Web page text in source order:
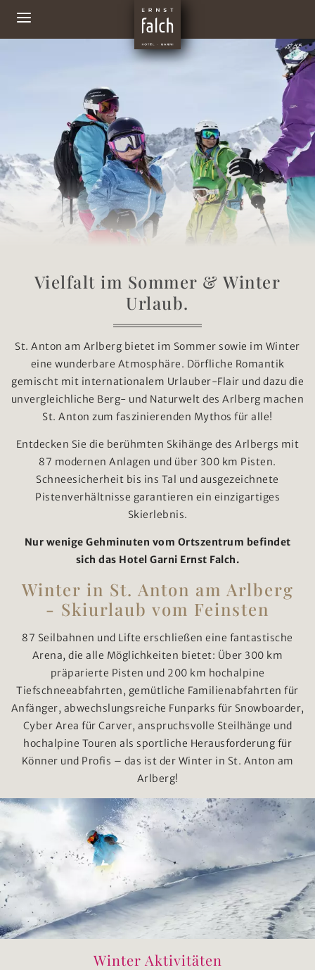
Vielfalt im Sommer & Winter
Urlaub.
St. Anton am Arlberg bietet im Sommer sowie im Winter
eine wunderbare Atmosphäre. Dörfliche Romantik
gemischt mit internationalem Urlauber-Flair und dazu die
unvergleichliche Berg- und Naturwelt des Arlberg machen
St. Anton zum faszinierenden Mythos für alle!
Entdecken Sie die berühmten Skihänge des Arlbergs mit
87 modernen Anlagen und über 300 km Pisten.
Schneesicherheit bis ins Tal und ausgezeichnete
Pistenverhältnisse garantieren ein einzigartiges
Skierlebnis.
Nur wenige Gehminuten vom Ortszentrum befindet
sich das Hotel Garni Ernst Falch.
Winter in St. Anton am Arlberg
- Skiurlaub vom Feinsten
87 Seilbahnen und Lifte erschließen eine fantastische
Arena, die alle Möglichkeiten bietet: Über 300 km
präparierte Pisten und 200 km hochalpine
Tiefschneeabfahrten, gemütliche Familienabfahrten für
Anfänger, abwechslungsreiche Funparks für Snowboarder,
Cyber Area für Carver, anspruchsvolle Steilhänge und
hochalpine Touren als sportliche Herausforderung für
Könner und Profis – das ist der Winter in St. Anton am
Arlberg!
Winter Aktivitäten